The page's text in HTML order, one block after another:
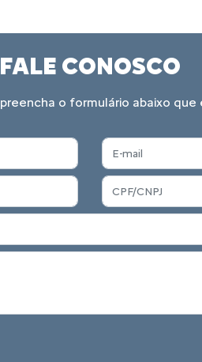
FALE CONOSCO
o formulário abaixo